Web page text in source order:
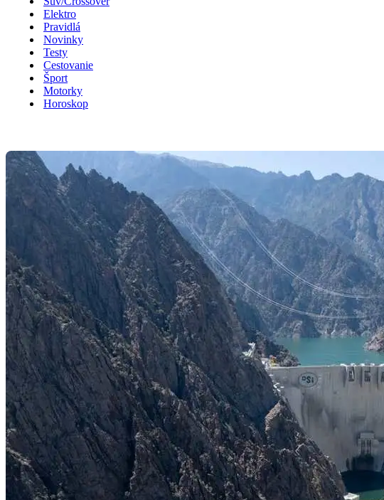
Elektro
Pravidlá
Novinky
Testy
Cestovanie
Šport
Motorky
Horoskop